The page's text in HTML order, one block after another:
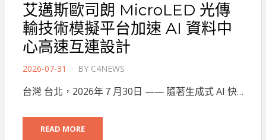
艾邁斯歐司朗 MicroLED 光傳
輸技術模擬平台加速 AI 資料中
心高速互連設計
POSTED
2026-07-31 BY C4NEWS
台灣 台北，2026年７月30日 —— 隨著生成式 AI 快…
READ MORE